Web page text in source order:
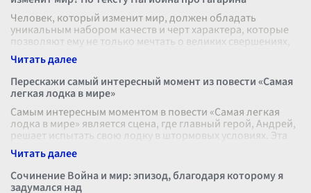
Человек, который изменит мир, должен обладать
уникальным набором качеств и черт характера, которые
позволяют ему не только мечтать о великих свершениях,
но и воплощать их в реально
Перескажи самый интересный момент из повести «Самая
легкая лодка в мире»
Самым интересным моментом в повести «Самая легкая
лодка в мире» является сцена, где главный герой, Андрей,
решает испытать свою лодку в штормовых условиях. Эта
сцена захватывает св
Сочинение Война и мир: эпизод, благодаря которому я
задумался над